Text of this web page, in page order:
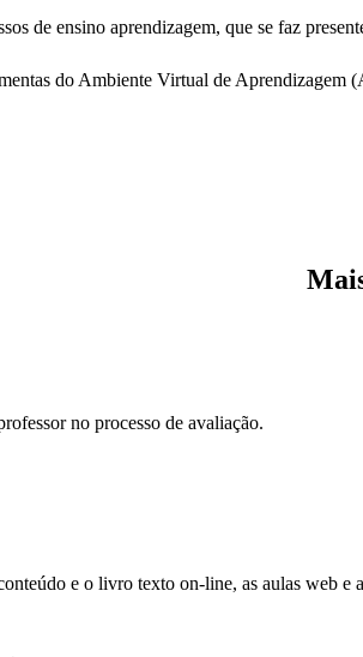
de ensino aprendizagem, que se faz
do Ambiente Virtual de Aprendizagem
no processo de avaliação.
e o livro texto on-line, as aulas web e